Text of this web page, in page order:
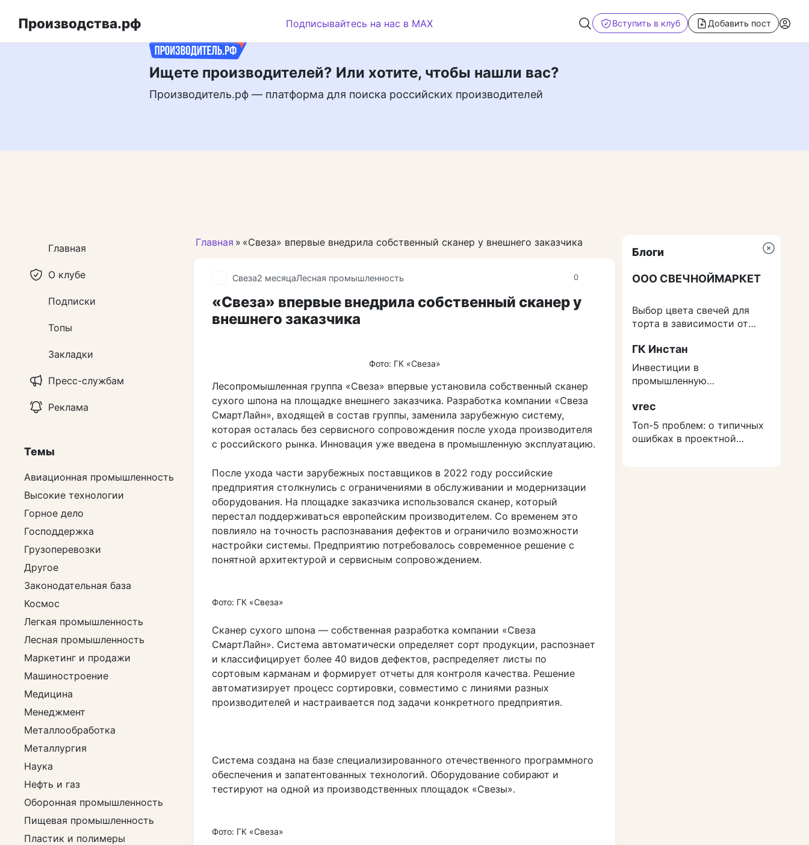
Ищете производителей? Или хотите, чтобы нашли вас?
Производитель.рф — платформа для поиска российских производителей
Производства.рф Подписывайтесь на нас в MAX Вступить в клуб Добавить пост
Главная » «Свеза» впервые внедрила собственный сканер у внешнего заказчика
0
Свеза2 месяцаЛесная промышленность
«Свеза» впервые внедрила собственный сканер у
внешнего заказчика
Фото: ГК «Свеза»
Лесопромышленная группа «Свеза» впервые установила собственный сканер
сухого шпона на площадке внешнего заказчика. Разработка компании «Свеза
СмартЛайн», входящей в состав группы, заменила зарубежную систему,
которая осталась без сервисного сопровождения после ухода производителя
с российского рынка. Инновация уже введена в промышленную эксплуатацию.
После ухода части зарубежных поставщиков в 2022 году российские
предприятия столкнулись с ограничениями в обслуживании и модернизации
оборудования. На площадке заказчика использовался сканер, который
перестал поддерживаться европейским производителем. Со временем это
повлияло на точность распознавания дефектов и ограничило возможности
настройки системы. Предприятию потребовалось современное решение с
понятной архитектурой и сервисным сопровождением.
Фото: ГК «Свеза»
Сканер сухого шпона — собственная разработка компании «Свеза
СмартЛайн». Система автоматически определяет сорт продукции, распознает
и классифицирует более 40 видов дефектов, распределяет листы по
сортовым карманам и формирует отчеты для контроля качества. Решение
автоматизирует процесс сортировки, совместимо с линиями разных
производителей и настраивается под задачи конкретного предприятия.
Система создана на базе специализированного отечественного программного
обеспечения и запатентованных технологий. Оборудование собирают и
тестируют на одной из производственных площадок «Свезы».
Фото: ГК «Свеза»
Главная
О клубе
Подписки
Топы
Закладки
Пресс-службам
Реклама
Темы
Авиационная промышленность
Высокие технологии
Горное дело
Господдержка
Грузоперевозки
Другое
Законодательная база
Космос
Легкая промышленность
Лесная промышленность
Маркетинг и продажи
Машиностроение
Медицина
Менеджмент
Металлообработка
Металлургия
Наука
Нефть и газ
Оборонная промышленность
Пищевая промышленность
Пластик и полимеры
Блоги
ООО СВЕЧНОЙМАРКЕТ
Выбор цвета свечей для
торта в зависимости от
ГК Инстан
Инвестиции в
промышленную
защититься от роста
расходов на строительство
vrec
Топ-5 проблем: о типичных
ошибках в проектной